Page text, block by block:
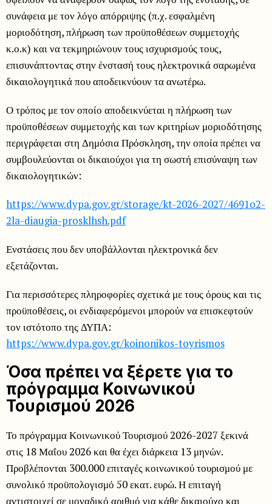
συνάφεια με τον λόγο απόρριψης (π.χ. εσφαλμένη
μοριοδότηση, πλήρωση των προϋποθέσεων συμμετοχής
κ.ο.κ) και να τεκμηριώνουν τους ισχυρισμούς τους,
επισυνάπτοντας στην ένστασή τους ηλεκτρονικά σαρωμένα
δικαιολογητικά που αποδεικνύουν τα ανωτέρω.
Ο τρόπος με τον οποίο αποδεικνύεται η πλήρωση των
προϋποθέσεων συμμετοχής και των κριτηρίων μοριοδότησης
περιγράφεται στη Δημόσια Πρόσκληση, την οποία πρέπει να
συμβουλεύονται οι δικαιούχοι για τη σωστή επισύναψη των
δικαιολογητικών:
https://www.dypa.gov.gr/storage/kt-2026-2027/4691o2-
2la-diaugia-prosklhsh.pdf
Ενστάσεις που δεν υποβάλλονται ηλεκτρονικά δεν
εξετάζονται.
Για περισσότερες πληροφορίες σχετικά με τους όρους και τις
προϋποθέσεις, οι ενδιαφερόμενοι μπορούν να επισκεφτούν
τον ιστότοπο της ΔΥΠΑ:
https://www.dypa.gov.gr/koinonikos-toyrismos
Όσα πρέπει να ξέρετε για το
πρόγραμμα Κοινωνικού
Τουρισμού 2026
Το πρόγραμμα Κοινωνικού Τουρισμού 2026-2027 ξεκινά
στις 18 Μαΐου 2026 και θα έχει διάρκεια 13 μηνών.
Προβλέπονται 300.000 επιταγές κοινωνικού τουρισμού με
συνολικό προϋπολογισμό 50 εκατ. ευρώ. Η επιταγή
αντιστοιχεί σε μοναδικό αριθμό για κάθε δικαιούχο και